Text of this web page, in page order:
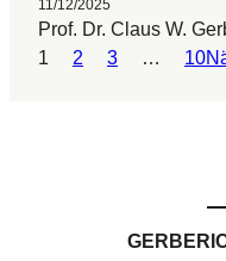
11/12/2025
Prof. Dr. Claus W.
1
2 3 … 10